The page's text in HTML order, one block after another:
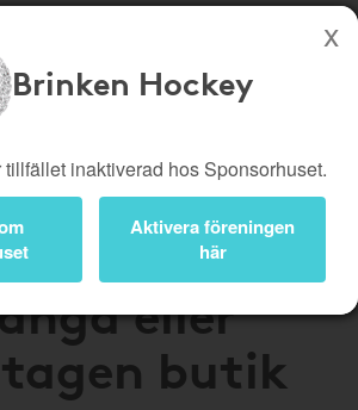
denna sida stöttar Brinken Hockey
Kampanjer
Logga in
Brinken Hockey
inaktiverad hos Sponsorhuset.
Aktivera föreningen
här
eller
butik